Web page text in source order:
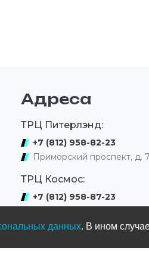
Адреса
ТРЦ Питерлэнд:
+7 (812) 958-82-23
Приморский проспект, д.
ТРЦ Космос:
+7 (812) 958-87-23
ул. Нахимова
данных. В ином